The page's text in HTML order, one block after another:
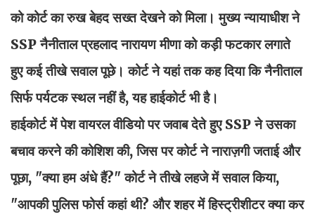
को कोर्ट का रुख बेहद सख्त देखने को मिला। मुख्य न्यायाधीश ने
SSP नैनीताल प्रहलाद नारायण मीणा को कड़ी फटकार लगाते
हुए कई तीखे सवाल पूछे। कोर्ट ने यहां तक कह दिया कि नैनीताल
सिर्फ पर्यटक स्थल नहीं है, यह हाईकोर्ट भी है।
हाईकोर्ट में पेश वायरल वीडियो पर जवाब देते हुए SSP ने उसका
बचाव करने की कोशिश की, जिस पर कोर्ट ने नाराज़गी जताई और
पूछा, "क्या हम अंधे हैं?" कोर्ट ने तीखे लहजे में सवाल किया,
"आपकी पुलिस फोर्स कहां थी? और शहर में हिस्ट्रीशीटर क्या कर